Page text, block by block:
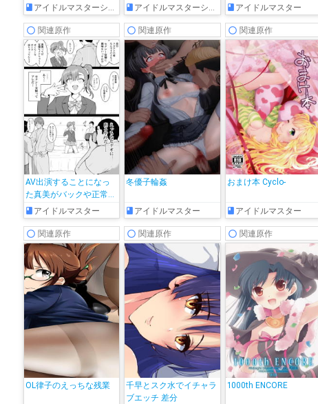
アイドルマスターシャイニーカラーズ
アイドルマスターシャイニーカラーズ
アイドルマスター
関連原作
AV出演することになっ
た真美がバックや正常位
で犯されて絶頂しちゃ
う!!
アイドルマスター
関連原作
冬優子輪姦
アイドルマスター
関連原作
おまけ本 Cyclo-
アイドルマスター
関連原作
OL律子のえっちな残業
関連原作
千早とスク水でイチャラ
ブエッチ 差分
関連原作
1000th ENCORE